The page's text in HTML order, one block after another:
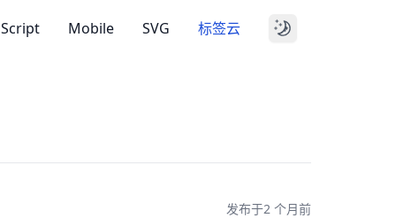
Mobile SVG 标签云
发布于2 个月前